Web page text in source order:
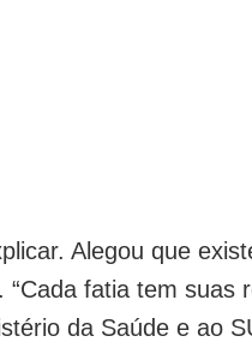
Alegou que
fatia tem suas
da Saúde e ao